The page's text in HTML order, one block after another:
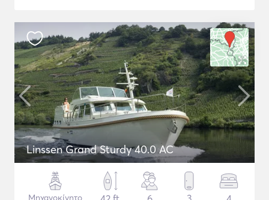
Linssen Grand Sturdy 40.0 AC
Μηχανοκίνητο